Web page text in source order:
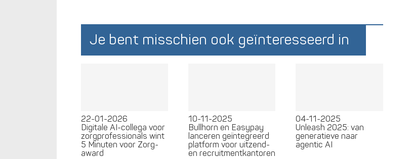
Je bent misschien ook geïnteresseerd in
22-01-2026
Digitale AI-collega voor
zorgprofessionals wint
5 Minuten voor Zorg-
award
10-11-2025
Bullhorn en Easypay
lanceren geïntegreerd
platform voor uitzend-
en recruitmentkantoren
04-11-2025
Unleash 2025: van
generatieve naar
agentic AI